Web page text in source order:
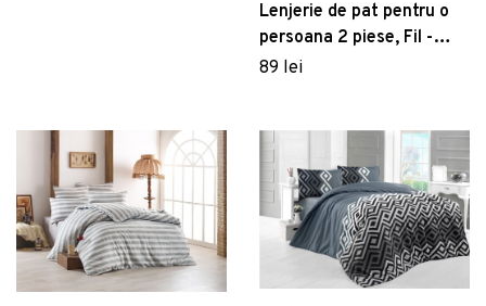
Lenjerie de pat pentru o
persoana 2 piese, Fil -
Blue, EnLora Home, 65%
89 lei